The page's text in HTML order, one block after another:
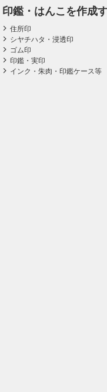
印鑑・はんこを作成
住所印
シヤチハタ・浸透印
ゴム印
印鑑・実印
インク・朱肉・印鑑ケース等